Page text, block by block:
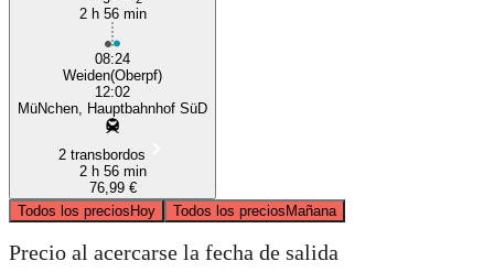
2 h 56 min
08:24
Weiden(Oberpf)
12:02
MüNchen, Hauptbahnhof SüD
2 transbordos
2 h 56 min
76,99 €
Todos los preciosHoy Todos los preciosMañana
Precio al acercarse la fecha de salida